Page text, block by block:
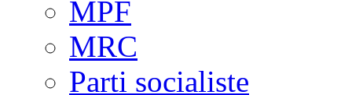
MPF
MRC
Parti socialiste